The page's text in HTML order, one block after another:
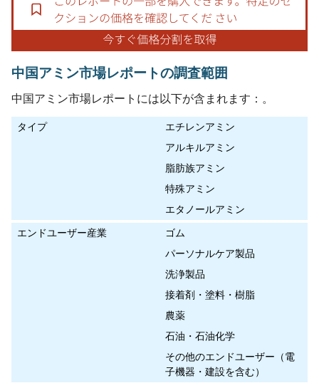
中国アミン市場レポートの調査範囲
中国アミン市場レポートには以下が含まれます：。
タイプ
エチレンアミン
アルキルアミン
脂肪族アミン
特殊アミン
エタノールアミン
エンドユーザー産業
ゴム
パーソナルケア製品
洗浄製品
接着剤・塗料・樹脂
農薬
石油・石油化学
その他のエンドユーザー（電
子機器・建設を含む）